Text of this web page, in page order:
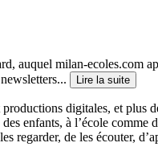
auquel milan-ecoles.com
Lire la suite
digitales, et plus
enfants, à l’école
regarder, de les écouter,